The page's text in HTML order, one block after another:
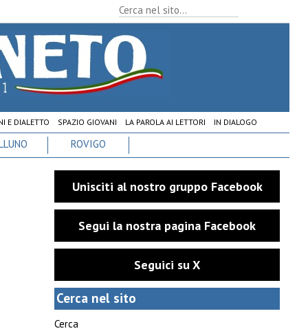
E DIALETTO SPAZIO GIOVANI LA PAROLA AI LETTORI IN DIALOGO
ROVIGO
Unisciti al nostro gruppo Facebook
Segui la nostra pagina Facebook
Seguici su X
Cerca nel sito
Cerca